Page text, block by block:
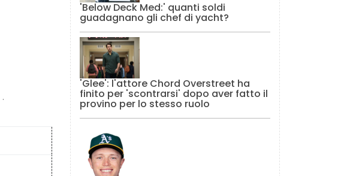
.
'Below Deck Med:' quanti soldi
guadagnano gli chef di yacht?
'Glee': l'attore Chord Overstreet ha
finito per 'scontrarsi' dopo aver fatto il
provino per lo stesso ruolo